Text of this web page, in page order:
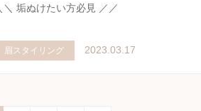
＼ 垢ぬけたい方必見 ／／
眉スタイリング 2023.03.17